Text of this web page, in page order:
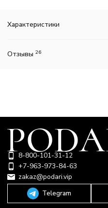
Характеристики
Отзывы 26
8-800-101-31-12
+7-963-973-84-63
zakaz@podari.vip
Telegram